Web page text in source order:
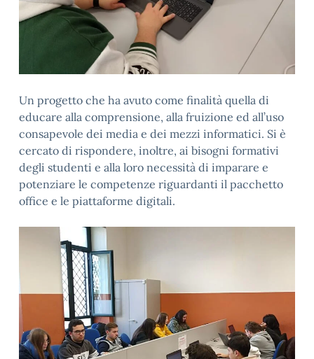
Un progetto che ha avuto come finalità quella di
educare alla comprensione, alla fruizione ed all’uso
consapevole dei media e dei mezzi informatici. Si è
cercato di rispondere, inoltre, ai bisogni formativi
degli studenti e alla loro necessità di imparare e
potenziare le competenze riguardanti il pacchetto
office e le piattaforme digitali.